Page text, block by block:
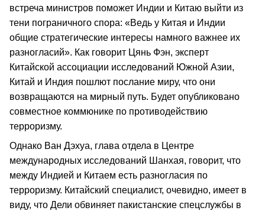
встреча министров поможет Индии и Китаю выйти из
тени пограничного спора: «Ведь у Китая и Индии
общие стратегические интересы намного важнее их
разногласий». Как говорит Цянь Фэн, эксперт
Китайской ассоциации исследований Южной Азии,
Китай и Индия пошлют послание миру, что они
возвращаются на мирный путь. Будет опубликовано
совместное коммюнике по противодействию
терроризму.
Однако Ван Дэхуа, глава отдела в Центре
международных исследований Шанхая, говорит, что
между Индией и Китаем есть разногласия по
терроризму. Китайский специалист, очевидно, имеет в
виду, что Дели обвиняет пакистанские спецслужбы в